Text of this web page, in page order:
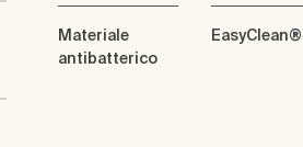
Materiale
antibatterico
EasyClean®